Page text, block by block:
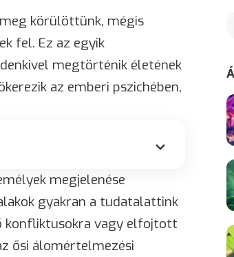
körülöttünk, mégis
fel. Ez az egyik
megtörténik életének
az emberi pszichében,
megjelenése
gyakran a tudatalattink
konfliktusokra vagy elfojtott
ősi álomértelmezési